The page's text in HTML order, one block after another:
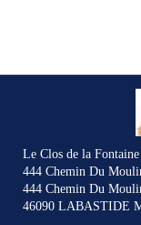
Le Clos de la
444 Chemin Du
444 Chemin Du
46090 LABASTIDE